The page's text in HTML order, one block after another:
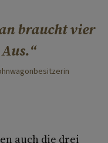
braucht vier
auch die drei